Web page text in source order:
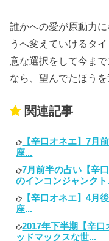
誰かへの愛が原動力
うへ変えていけるタ
意な選択をして今ま
なら、望んでたほう
関連記事
【辛口オネエ】7月
座...
7月前半の占い【辛
のインコンジャンクト
【辛口オネエ】4月
座...
2017年下半期【辛
ッドマックスな世...